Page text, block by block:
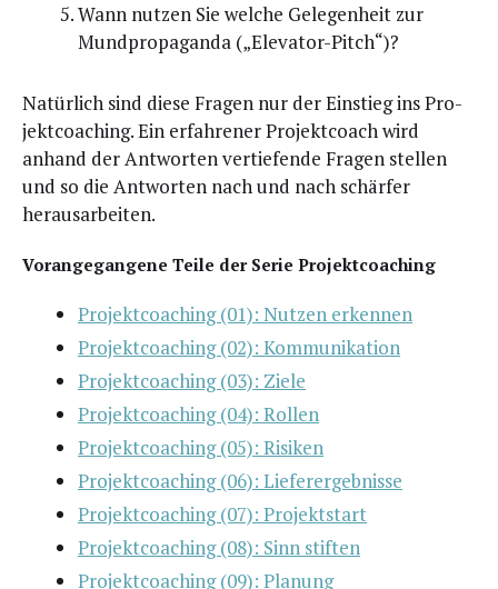
Wann nut­zen Sie wel­che Gele­gen­heit zur
Mund­pro­pa­gan­da („Ele­va­tor-Pitch“)?
Natür­lich sind die­se Fra­gen nur der Ein­stieg ins Pro­
jekt­coa­ching. Ein erfah­re­ner Pro­jekt­coach wird
anhand der Ant­wor­ten ver­tie­fen­de Fra­gen stel­len
und so die Ant­wor­ten nach und nach schär­fer
herausarbeiten.
Vor­an­ge­gan­ge­ne Tei­le der Serie Projektcoaching
Pro­jekt­coa­ching (01): Nut­zen erkennen
Pro­jekt­coa­ching (02): Kommunikation
Pro­jekt­coa­ching (03): Ziele
Pro­jekt­coa­ching (04): Rollen
Pro­jekt­coa­ching (05): Risiken
Pro­jekt­coa­ching (06): Lieferergebnisse
Pro­jekt­coa­ching (07): Projektstart
Pro­jekt­coa­ching (08): Sinn stiften
Pro­jekt­coa­ching (09): Planung